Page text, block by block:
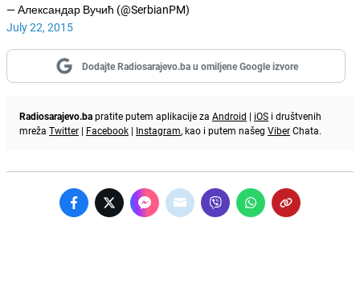
— Александар Вучић (@SerbianPM)
July 22, 2015
Dodajte Radiosarajevo.ba u omiljene Google izvore
Radiosarajevo.bapratite putem aplikacije za Android | iOS i društvenih
mreža Twitter | Facebook | Instagram, kao i putem našeg ViberChata.